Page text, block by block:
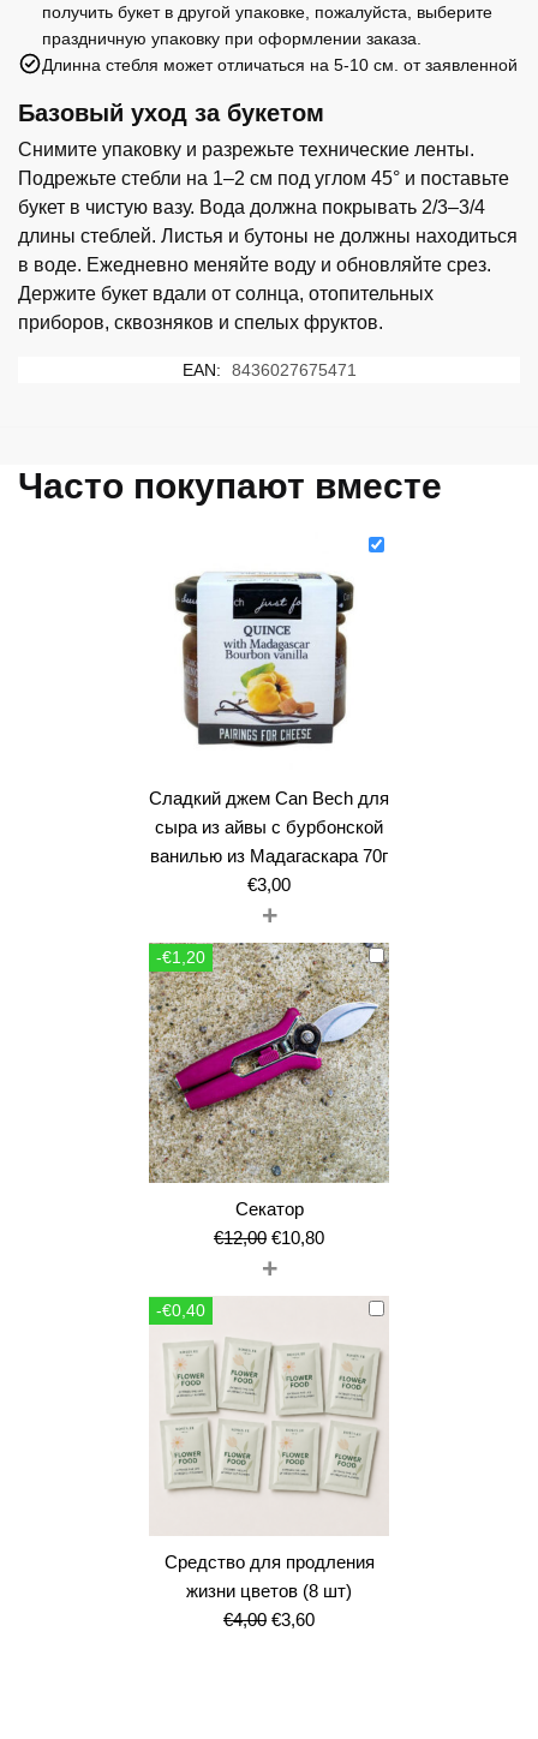
айвы
с
ванилью
из
Мадагаскара
70г
получить букет в другой упаковке, пожалуйста, выберите
праздничную упаковку при оформлении заказа.
Длинна стебля может отличаться на 5-10 см. от заявленной
Базовый уход за букетом
Снимите упаковку и разрежьте технические ленты.
Подрежьте стебли на 1–2 см под углом 45° и поставьте
букет в чистую вазу. Вода должна покрывать 2/3–3/4
длины стеблей. Листья и бутоны не должны находиться
в воде. Ежедневно меняйте воду и обновляйте срез.
Держите букет вдали от солнца, отопительных
приборов, сквозняков и спелых фруктов.
EAN: 8436027675471
Часто покупают вместе
Сладкий джем Can Bech для
сыра из айвы с бурбонской
ванилью из Мадагаскара 70г
€3,00
+
-€1,20
Секатор
€12,00 Первоначальная
цена
составляла
€10,80Текущая
€10,80.
+
-€0,40
Средство для продления
жизни цветов (8 шт)
€4,00 Первоначальная
€3,60Текущая